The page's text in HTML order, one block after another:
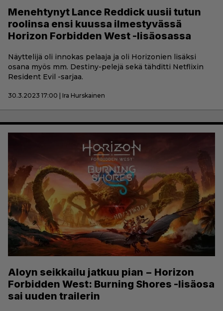
Menehtynyt Lance Reddick uusii tutun
roolinsa ensi kuussa ilmestyvässä
Horizon Forbidden West -lisäosassa
Näyttelijä oli innokas pelaaja ja oli Horizonien lisäksi
osana myös mm. Destiny-pelejä sekä tähditti Netflixin
Resident Evil -sarjaa.
30.3.2023 17:00 | Ira Hurskainen
Aloyn seikkailu jatkuu pian − Horizon
Forbidden West: Burning Shores -lisäosa
sai uuden trailerin